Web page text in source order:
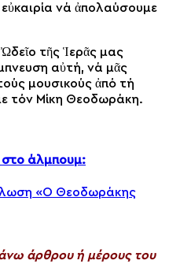
νά ἀπολαύσουμε
τῆς Ἱερᾶς μας
αὐτή, νά μᾶς
μουσικούς ἀπό τή
τόν Μίκη Θεοδωράκη.
στο άλμπουμ:
άρθρου ή μέρους του